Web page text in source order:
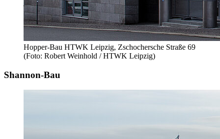
Hopper-Bau HTWK Leipzig, Zschochersche Straße 69
(Foto: Robert Weinhold / HTWK Leipzig)
Shannon-Bau